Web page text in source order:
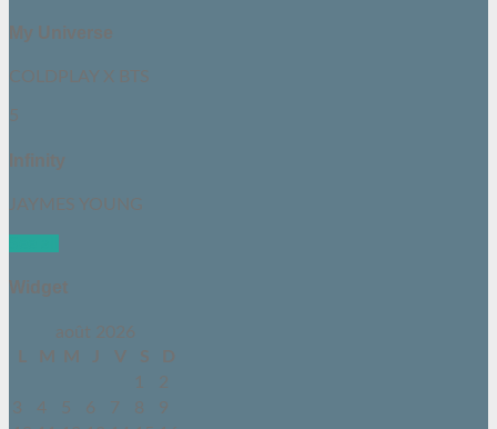
My Universe
COLDPLAY X BTS
5
Infinity
JAYMES YOUNG
Widget
août 2026
L
M M J V S
D
1
2
3
4 5 6 7 8
9